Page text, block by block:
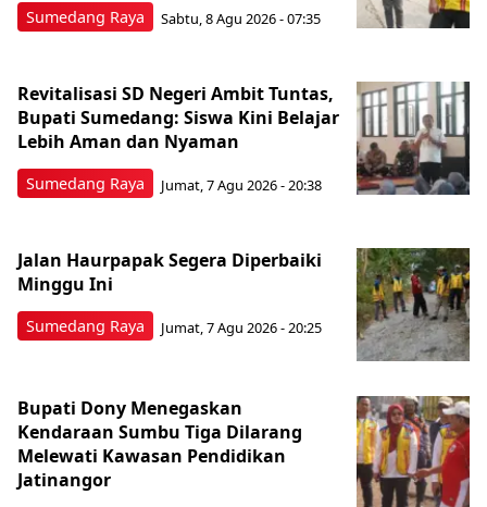
Sumedang Raya Sabtu, 8 Agu 2026 - 07:35
Sumedang Raya
Revitalisasi SD Negeri Ambit Tuntas,
Bupati Sumedang: Siswa Kini Belajar
Lebih Aman dan Nyaman
Jumat, 7 Agu 2026 - 20:38
Sumedang Raya
Jalan Haurpapak Segera Diperbaiki
Minggu Ini
Jumat, 7 Agu 2026 - 20:25
Bupati Dony Menegaskan
Kendaraan Sumbu Tiga Dilarang
Melewati Kawasan Pendidikan
Jatinangor